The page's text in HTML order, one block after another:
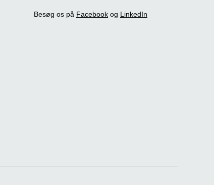
Besøg os på Facebook og LinkedIn